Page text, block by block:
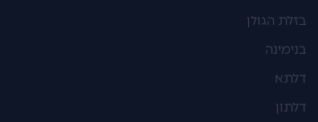
בזלת הגולן
בנימינה
דלתא
דלתון